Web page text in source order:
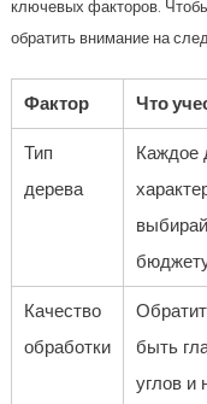
ключевых факторов.
обратить внимание на
Фактор
Что
Тип
дерева
Каждое
Качество
обработки
быть
углов и